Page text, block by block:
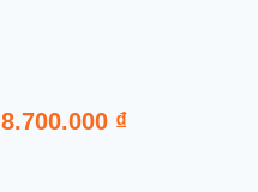
8.700.000 ₫